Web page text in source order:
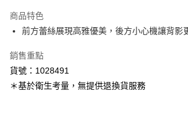
Apple Pay
運送方式
全家取貨付款
商品特色
前方蕾絲展現高雅優美，後方小心機讓背影
銷售重點
貨號：1028491
＊基於衛生考量，無提供退換貨服務